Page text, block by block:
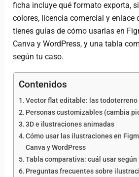
ficha incluye qué formato exporta,
colores, licencia comercial y enlace
tienes guías de cómo usarlas en
Canva y WordPress, y una tabla
según tu caso.
Contenidos
Vector flat editable: las todoterreno
Personas customizables (cambia
3D e ilustraciones animadas
Cómo usar las ilustraciones en
Canva y WordPress
Tabla comparativa: cuál usar
Preguntas frecuentes sobre